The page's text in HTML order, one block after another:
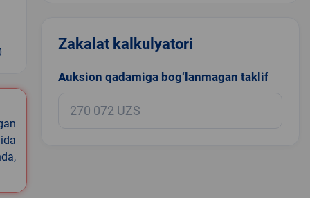
Zakalat kalkulyatori
Auksion qadamiga bog‘lanmagan taklif